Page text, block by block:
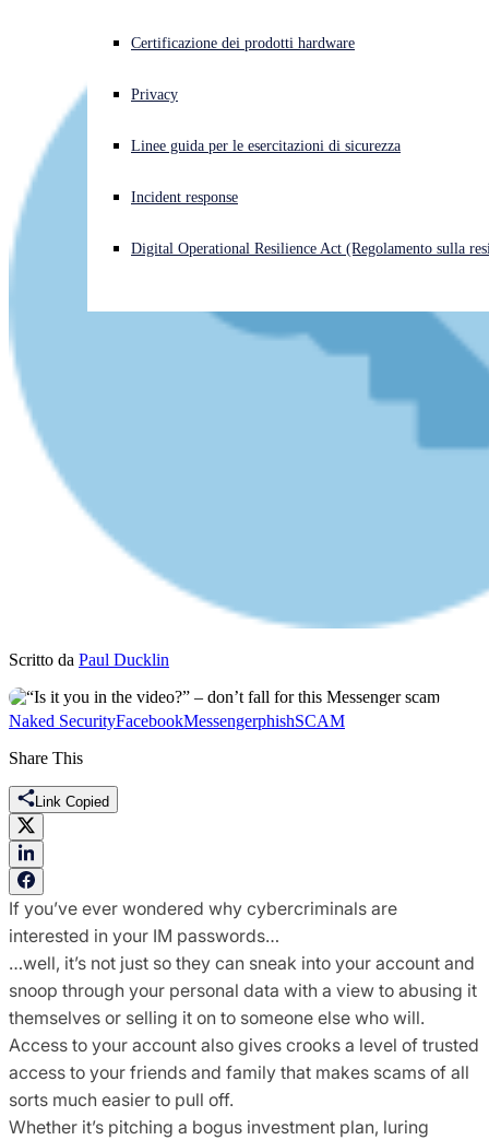
Cyberattacco in corso? Ottieni assistenza immediata
Open search
Italiano Open language switcher
Certificazione dei prodotti hardware
Privacy
Linee guida per le esercitazioni di sicurezza
Incident response
Digital Operational Resilience Act (Regolamento sulla
Scritto da Paul Ducklin
Naked SecurityFacebookMessengerphishSCAM
Share This
Link Copied
If you’ve ever wondered why cybercriminals are
interested in your IM passwords…
…well, it’s not just so they can sneak into your account and
snoop through your personal data with a view to abusing it
themselves or selling it on to someone else who will.
Access to your account also gives crooks a level of trusted
access to your friends and family that makes scams of all
sorts much easier to pull off.
Whether it’s pitching a bogus investment plan, luring